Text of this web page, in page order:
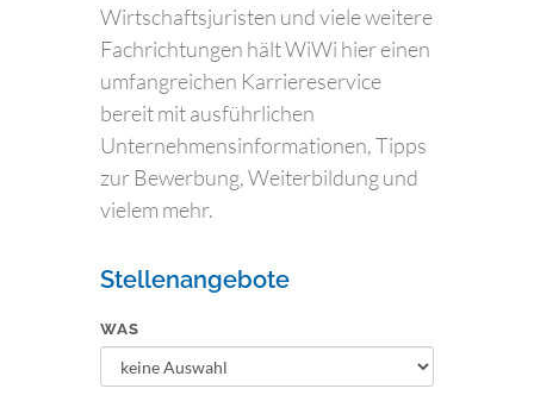
Wirtschaftsjuristen und viele weitere
Fachrichtungen hält WiWi hier einen
umfangreichen Karriereservice
bereit mit ausführlichen
Unternehmensinformationen, Tipps
zur Bewerbung, Weiterbildung und
vielem mehr.
Stellenangebote
WAS